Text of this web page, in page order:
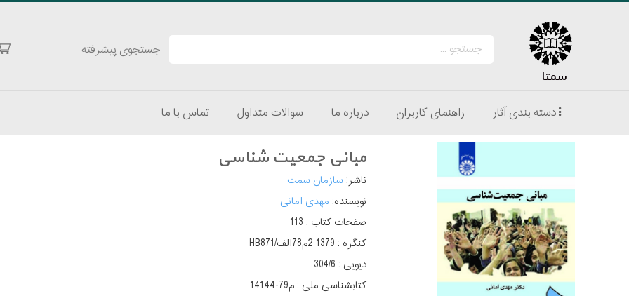
سمتا
جستجوی پیشرفته
دسته بندی آثار راهنمای کاربران درباره ما سوالات متداول تماس با ما
مبانی جمعیت شناسی
ناشر:سازمان سمت
نویسنده: مهدی امانی
صفحات کتاب : 113
کنگره :
دیویی :
کتابشناسی ملی :م‌79-14144